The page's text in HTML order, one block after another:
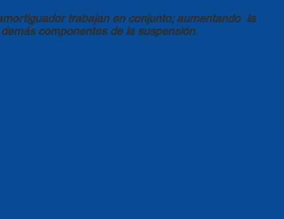
trabajan en conjunto; aumentando la
componentes de la suspensión.